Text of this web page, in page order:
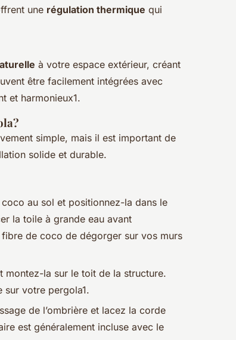
une régulation thermique qui
à votre espace extérieur, créant
être facilement intégrées avec
et harmonieux1.
simple, mais il est important de
solide et durable.
au sol et positionnez-la dans le
la toile à grande eau avant
de coco de dégorger sur vos murs
montez-la sur le toit de la structure.
sur votre pergola1.
de l’ombrière et lacez la corde
est généralement incluse avec le